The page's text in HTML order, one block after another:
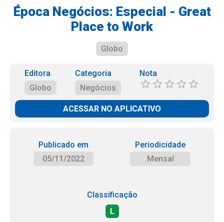
Época Negócios: Especial - Great
Place to Work
Globo
Editora
Globo
Categoria
Negócios
Nota
ACESSAR NO APLICATIVO
Publicado em
05/11/2022
Periodicidade
Mensal
Classificação
L